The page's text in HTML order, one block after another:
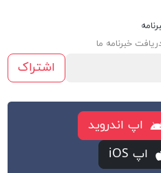
خبرنامه ما
اشتراک
اپ اندروید
اپ iOS